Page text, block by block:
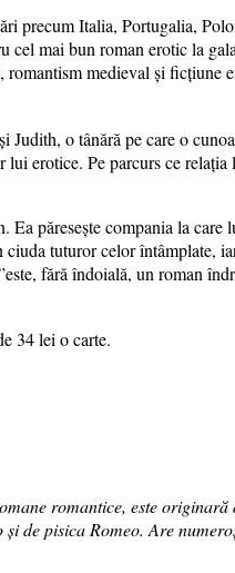
precum Italia, Portugalia,
mai bun roman erotic la
medieval și ficțiune
o tânără pe care o
erotice. Pe parcurs ce
păresește compania la care
tuturor celor întâmplate,
fără îndoială, un roman
34 lei o carte.
romantice, este
pisica Romeo. Are